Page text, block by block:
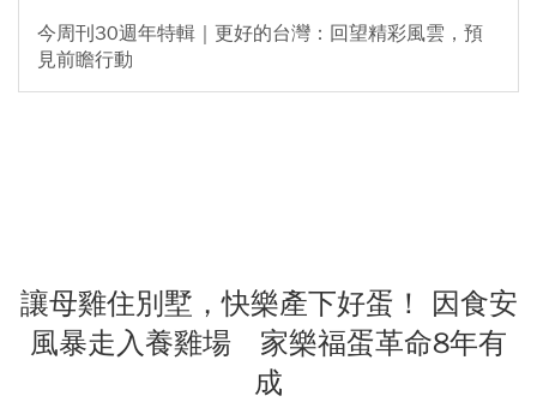
今周刊30週年特輯｜更好的台灣：回望精彩風雲，預
見前瞻行動
讓母雞住別墅，快樂產下好蛋！ 因食安
風暴走入養雞場 家樂福蛋革命8年有
成